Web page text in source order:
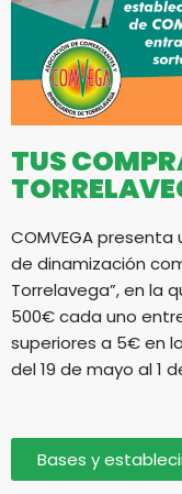
TUS
COMVEGA
de dinamización
Torrelavega”, en la
500€ cada uno
superiores a 5€ en
del 19 de mayo al 1
Bases y